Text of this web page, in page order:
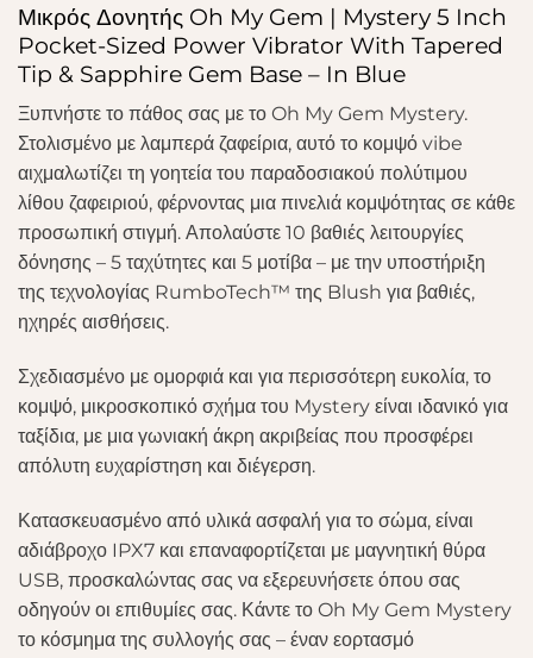
Μικρός Δονητής Oh My Gem | Mystery 5 Inch
Pocket-Sized Power Vibrator With Tapered
Tip & Sapphire Gem Base – In Blue
Ξυπνήστε το πάθος σας με το Oh My Gem Mystery.
Στολισμένο με λαμπερά ζαφείρια, αυτό το κομψό vibe
αιχμαλωτίζει τη γοητεία του παραδοσιακού πολύτιμου
λίθου ζαφειριού, φέρνοντας μια πινελιά κομψότητας σε κάθε
προσωπική στιγμή. Απολαύστε 10 βαθιές λειτουργίες
δόνησης – 5 ταχύτητες και 5 μοτίβα – με την υποστήριξη
της τεχνολογίας RumboTech™ της Blush για βαθιές,
ηχηρές αισθήσεις.
Σχεδιασμένο με ομορφιά και για περισσότερη ευκολία, το
κομψό, μικροσκοπικό σχήμα του Mystery είναι ιδανικό για
ταξίδια, με μια γωνιακή άκρη ακριβείας που προσφέρει
απόλυτη ευχαρίστηση και διέγερση.
Κατασκευασμένο από υλικά ασφαλή για το σώμα, είναι
αδιάβροχο IPX7 και επαναφορτίζεται με μαγνητική θύρα
USB, προσκαλώντας σας να εξερευνήσετε όπου σας
οδηγούν οι επιθυμίες σας. Κάντε το Oh My Gem Mystery
το κόσμημα της συλλογής σας – έναν εορτασμό